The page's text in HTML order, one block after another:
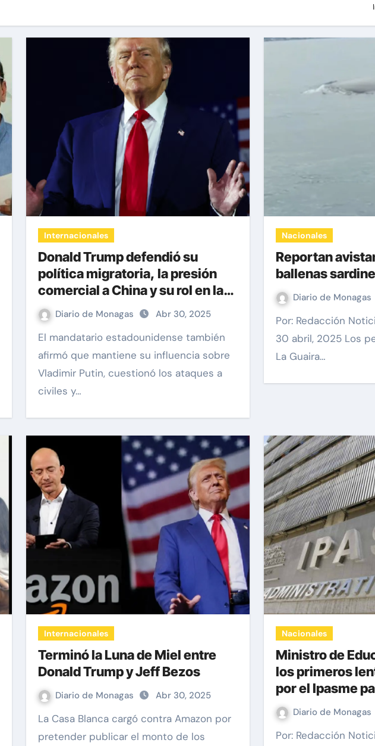
Internacionales
Donald Trump defendió su
política migratoria, la presión
comercial a China y su rol en la
guerra en Ucrania
Diario de Monagas Abr 30, 2025
El mandatario estadounidense también
afirmó que mantiene su influencia sobre
Vladimir Putin, cuestionó los ataques a
civiles y…
Nacionales
Reportan
ballenas
Diario de Monagas
Por: Redacción Noticias al Dia y a la Hora
30 abril, 2025 Los
La Guaira…
Internacionales
Terminó la Luna de Miel entre
Donald Trump y Jeff Bezos
Diario de Monagas Abr 30, 2025
La Casa Blanca cargó contra Amazon por
pretender publicar el monto de los
Nacionales
Ministro de
los primeros
por el Ipasme
Diario de Monagas
Por: Redacción Noticias al Dia y a la Hora